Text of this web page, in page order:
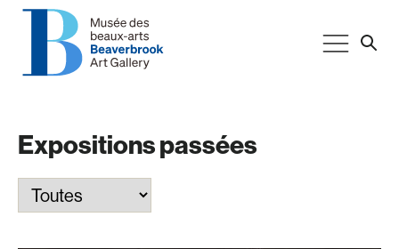
Expositions passées